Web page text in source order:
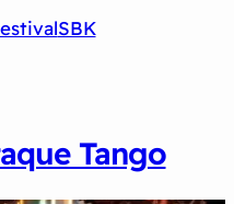
SBK
Tango